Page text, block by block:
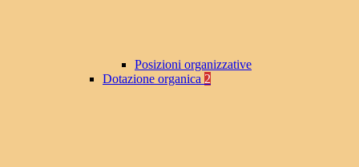
Posizioni organizzative
Dotazione organica 2